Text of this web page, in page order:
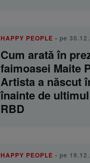
HAPPY PEOPLE • pe
Cum arată în
faimoasei Maite
Artista a născut
înainte de
RBD
HAPPY PEOPLE • pe